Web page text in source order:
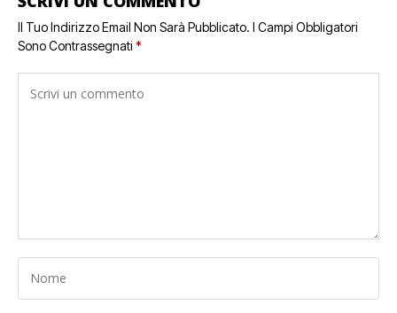
Il Tuo Indirizzo Email Non Sarà Pubblicato. I Campi Obbligatori
Sono Contrassegnati *